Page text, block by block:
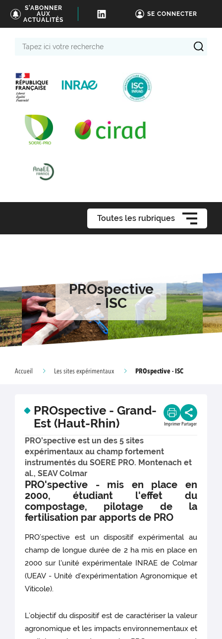
S'ABONNER
AUX
ACTUALITÉS
SE CONNECTER
Toutes les rubriques
PROspective
- ISC
Accueil Les sites expérimentaux PROspective - ISC
PROspective - Grand-
Est (Haut-Rhin)
Imprimer Partager
PRO’spective est un des 5 sites
expérimentaux au champ fortement
instrumentés du SOERE PRO. Montenach et
al., SEAV Colmar
PRO'spective - mis en place en
2000, étudiant l'effet du
compostage, pilotage de la
fertilisation par apports de PRO
PRO’spective est un dispositif expérimental au
champ de longue durée de 2 ha mis en place en
2000 sur l'unité expérimentale INRAE de Colmar
(UEAV - Unité d'expérimentation Agronomique et
Viticole).
L’objectif du dispositif est de caractériser la valeur
agronomique et les impacts environnementaux et